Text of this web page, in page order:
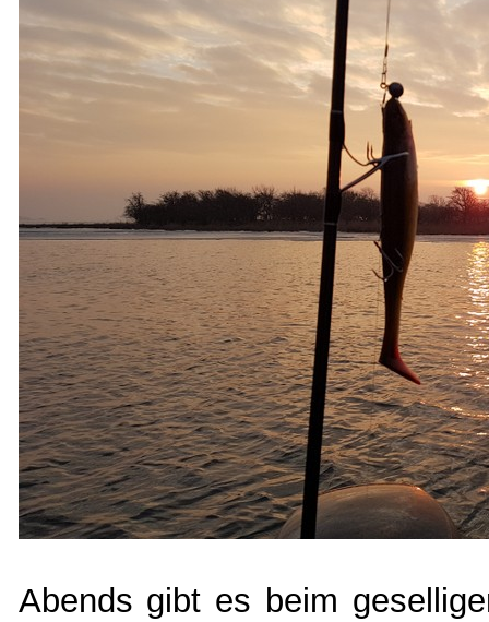
Abends gibt es beim